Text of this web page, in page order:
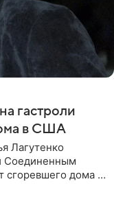
гастроли
в США
Лагутенко
Соединенным
сгоревшего дома в